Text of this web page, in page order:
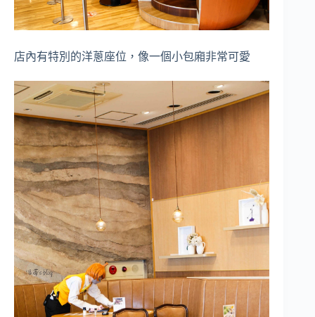
店內有特別的洋蔥座位，像一個小包廂非常可愛